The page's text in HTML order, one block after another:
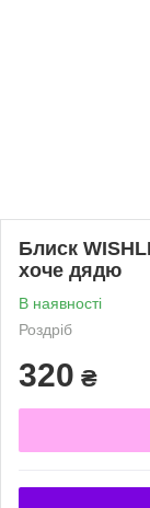
Блиск
хоче дядю
В наявності
Роздріб
320 ₴